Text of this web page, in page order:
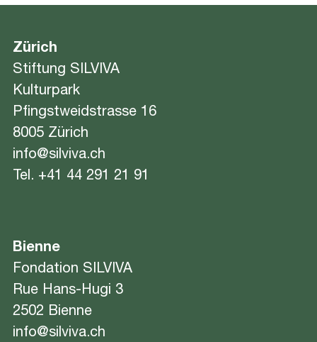
Zürich
Stiftung SILVIVA
Kulturpark
Pfingstweidstrasse 16
8005 Zürich
info@silviva.ch
Tel. +41 44 291 21 91
Bienne
Fondation SILVIVA
Rue Hans-Hugi 3
2502 Bienne
info@silviva.ch